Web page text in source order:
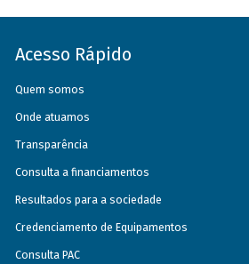
Acesso Rápido
Quem somos
Onde atuamos
Transparência
Consulta a financiamentos
Resultados para a sociedade
Credenciamento de Equipamentos
Consulta PAC